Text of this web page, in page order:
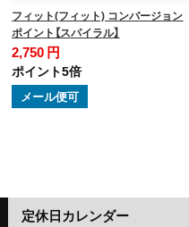
フィット(フィット) コンバージョン
ポイント【スパイラル】
2,750 円
ポイント5倍
メール便可
定休日カレンダー